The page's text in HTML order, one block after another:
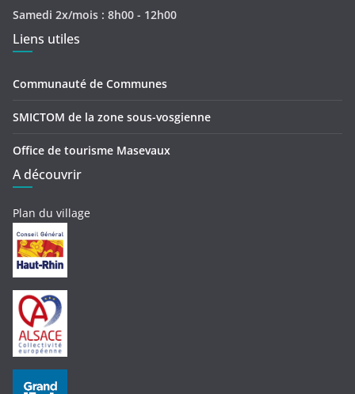
Samedi 2x/mois : 8h00 - 12h00
Liens utiles
Communauté de Communes
SMICTOM de la zone sous-vosgienne
Office de tourisme Masevaux
A découvrir
Plan du village